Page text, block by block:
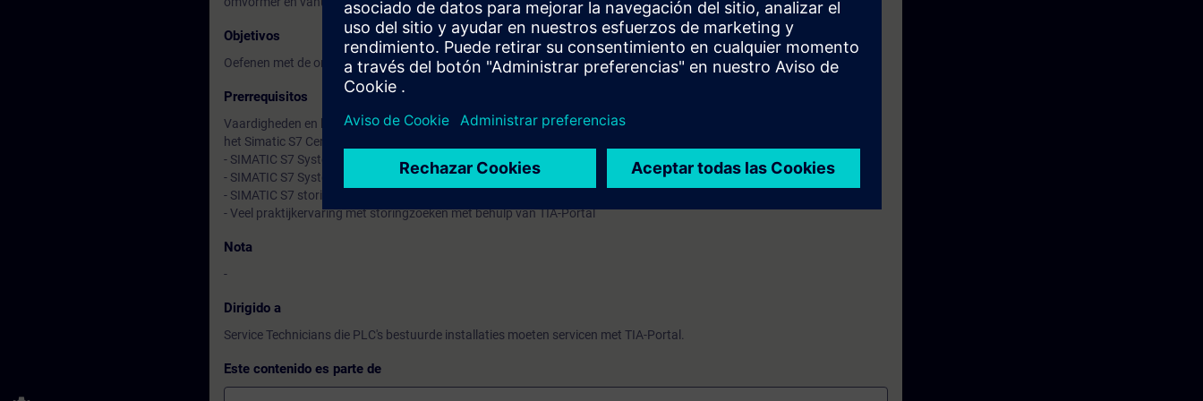
Objetivos
Oefenen met de onderwerpen die op het examen worden gevraagd.Leerpad
Prerrequisitos
Vaardigheden en kennis volgens het traject SIMATIC S7 Service Technician met TIA-Portal. Tot aan dit examen bestaat
het Simatic S7 Certified Programmermet TIA-Portal Traject uit de volgende cursussen:
- SIMATIC S7 Systeemcursus 1A met TIA-Portal
- SIMATIC S7 Systeemcursus 1B met TIA-Portal
- SIMATIC S7 storingzoeken met TIA Portal
- Veel praktijkervaring met storingzoeken met behulp van TIA-Portal
Nota
-
Dirigido a
Service Technicians die PLC's bestuurde installaties moeten servicen met TIA-Portal.
Este contenido es parte de